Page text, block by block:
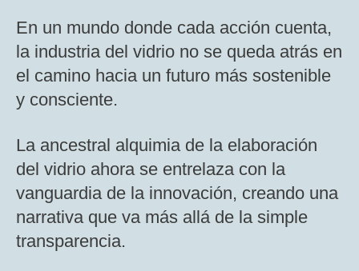
En un mundo donde cada acción cuenta,
la industria del vidrio no se queda atrás en
el camino hacia un futuro más sostenible
y consciente.
La ancestral alquimia de la elaboración
del vidrio ahora se entrelaza con la
vanguardia de la innovación, creando una
narrativa que va más allá de la simple
transparencia.